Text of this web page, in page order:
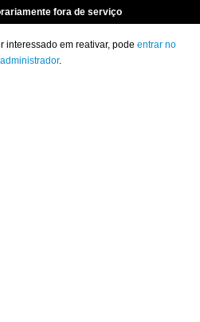
fora de serviço
interessado em reativar, pode entrar no
.